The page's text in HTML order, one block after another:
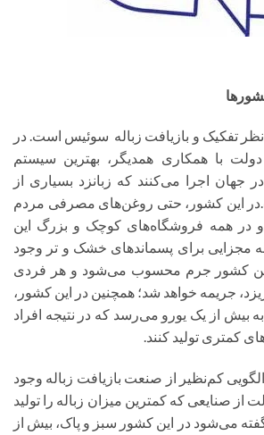
تفکیک و بازیافت زباله ​ سوئیس است. در
با همکاری همدیگر، بهترین سیستم
جهان اجرا می‌کنند که زبانزد بسیاری از
این کشور، حتی روغن‌های مصرفی مردم
در همه فروشگاه‌های کوچک و بزرگ این
مجزایی برای پسماندهای خشک و تر وجود
این کشور جرم محسوب می‌شود و هر فردی
جریمه خواهد شد؛ همچنین در این کشور،
بیش از یک یورو می‌رسد که در نتیجه افراد
کمتری تولید کنند.
کم‌نظیر از صنعت بازیافت زباله وجود
از صنایعی که کمترین میزان زباله را تولید
می‌شود در این کشور سبز و پاک، بیش از